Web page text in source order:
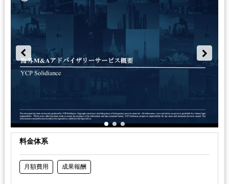
料金体系
月額費用 成果報酬